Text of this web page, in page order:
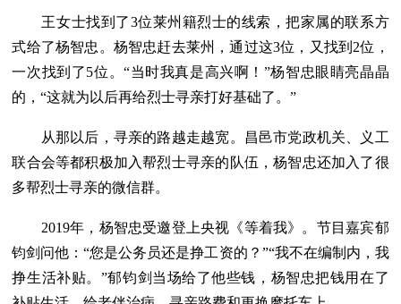
王女士找到了3位莱州籍烈士的线索，把家属的联系方
式给了杨智忠。杨智忠赶去莱州，通过这3位，又找到2位，
一次找到了5位。“当时我真是高兴啊！”杨智忠眼睛亮晶晶
的，“这就为以后再给烈士寻亲打好基础了。”
从那以后，寻亲的路越走越宽。昌邑市党政机关、义工
联合会等都积极加入帮烈士寻亲的队伍，杨智忠还加入了很
多帮烈士寻亲的微信群。
2019年，杨智忠受邀登上央视《等着我》。节目嘉宾郁
钧剑问他：“您是公务员还是挣工资的？”“我不在编制内，我
挣生活补贴。”郁钧剑当场给了他些钱，杨智忠把钱用在了